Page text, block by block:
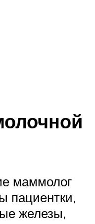
маммолог
пациентки,
железы,